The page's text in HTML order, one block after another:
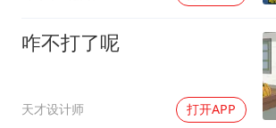
咋不打了呢
天才设计师 打开APP